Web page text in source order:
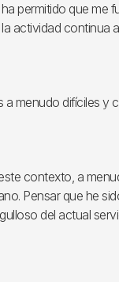
permitido que me
actividad continua
menudo difíciles y
contexto, a
Pensar que he
del actual